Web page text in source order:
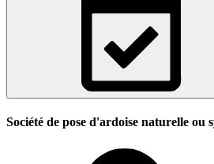
Société de pose d'ardoise naturelle ou